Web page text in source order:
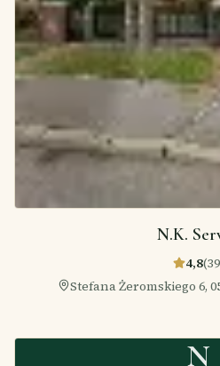
N.K.
4,8(39
Stefana Żeromskiego 6,
N